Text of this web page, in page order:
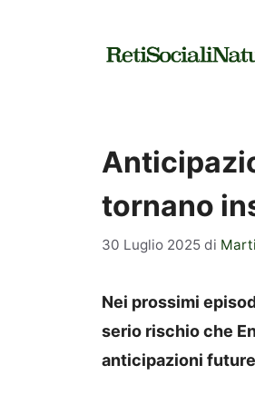
tornano
30 Luglio 2025 di
Nei prossimi
serio rischio che
anticipazioni